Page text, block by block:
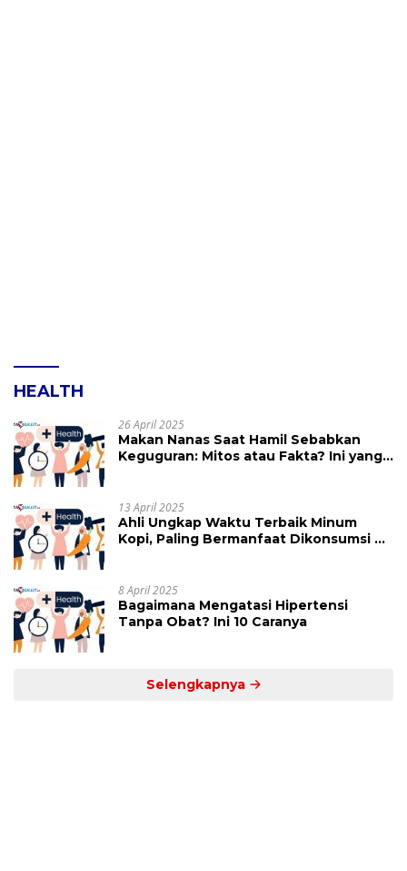
HEALTH
26 April 2025
Makan Nanas Saat Hamil Sebabkan
Keguguran: Mitos atau Fakta? Ini yang
13 April 2025
Ahli Ungkap Waktu Terbaik Minum
Kopi, Paling Bermanfaat Dikonsumsi di
8 April 2025
Bagaimana Mengatasi Hipertensi
Tanpa Obat? Ini 10 Caranya
Selengkapnya